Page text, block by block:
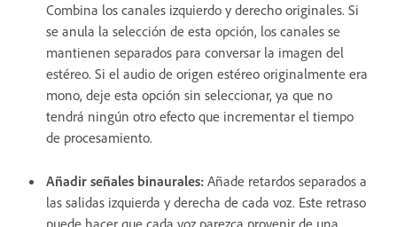
Combina los canales izquierdo y derecho originales. Si
se anula la selección de esta opción, los canales se
mantienen separados para conversar la imagen del
estéreo. Si el audio de origen estéreo originalmente era
mono, deje esta opción sin seleccionar, ya que no
tendrá ningún otro efecto que incrementar el tiempo
de procesamiento.
Añadir señales binaurales: Añade retardos separados a
las salidas izquierda y derecha de cada voz. Este retraso